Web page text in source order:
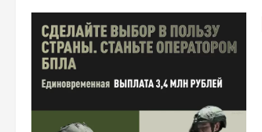
г
а
ц
и